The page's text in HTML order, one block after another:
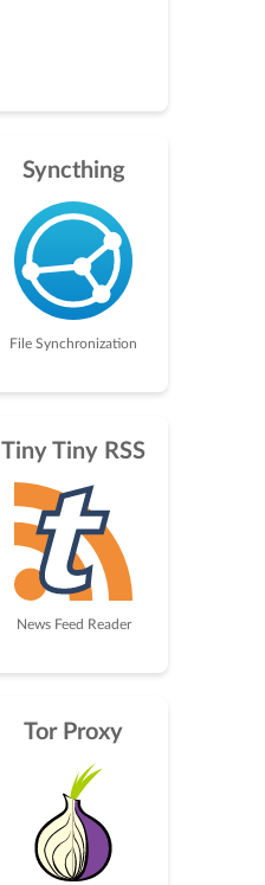
Syncthing
File Synchronization
Tiny Tiny RSS
News Feed Reader
Tor Proxy